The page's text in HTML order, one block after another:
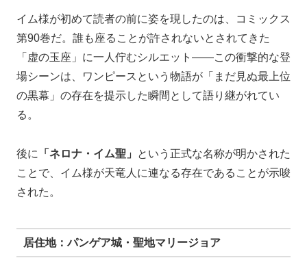
イム様が初めて読者の前に姿を現したのは、コミックス
第90巻だ。誰も座ることが許されないとされてきた
「虚の玉座」に一人佇むシルエット——この衝撃的な登
場シーンは、ワンピースという物語が「まだ見ぬ最上位
の黒幕」の存在を提示した瞬間として語り継がれてい
る。
後に 「ネロナ・イム聖」
という正式な名称が明かされた
ことで、イム様が天竜人に連なる存在であることが示唆
された。
居住地：パンゲア城・聖地マリージョア